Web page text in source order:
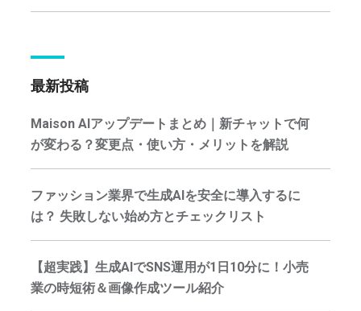
最新投稿
Maison AIアップデートまとめ｜新チャットで何
が変わる？変更点・使い方・メリットを解説
ファッション業界で生成AIを安全に導入するに
は？ 失敗しない始め方とチェックリスト
【超実践】生成AIでSNS運用が1日10分に！小売
業の時短術＆画像作成ツール紹介